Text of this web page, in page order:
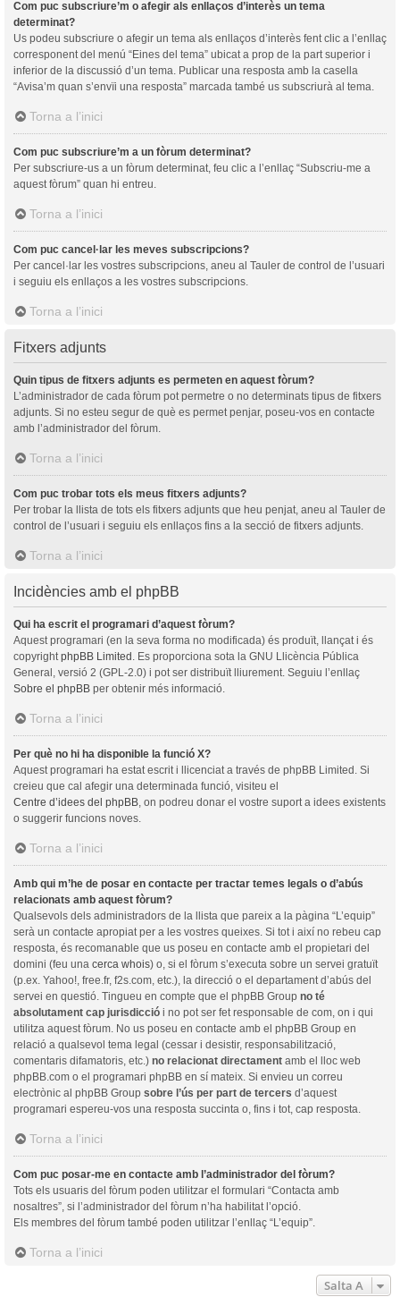
Com puc subscriure’m o afegir als enllaços d’interès un tema
determinat?
Us podeu subscriure o afegir un tema als enllaços d’interès fent clic a l’enllaç
corresponent del menú “Eines del tema” ubicat a prop de la part superior i
inferior de la discussió d’un tema. Publicar una resposta amb la casella
“Avisa’m quan s’envïi una resposta” marcada també us subscriurà al tema.
Torna a l’inici
Com puc subscriure’m a un fòrum determinat?
Per subscriure-us a un fòrum determinat, feu clic a l’enllaç “Subscriu-me a
aquest fòrum” quan hi entreu.
Torna a l’inici
Com puc cancel·lar les meves subscripcions?
Per cancel·lar les vostres subscripcions, aneu al Tauler de control de l’usuari
i seguiu els enllaços a les vostres subscripcions.
Torna a l’inici
Fitxers adjunts
Quin tipus de fitxers adjunts es permeten en aquest fòrum?
L’administrador de cada fòrum pot permetre o no determinats tipus de fitxers
adjunts. Si no esteu segur de què es permet penjar, poseu-vos en contacte
amb l’administrador del fòrum.
Torna a l’inici
Com puc trobar tots els meus fitxers adjunts?
Per trobar la llista de tots els fitxers adjunts que heu penjat, aneu al Tauler de
control de l’usuari i seguiu els enllaços fins a la secció de fitxers adjunts.
Torna a l’inici
Incidències amb el phpBB
Qui ha escrit el programari d’aquest fòrum?
Aquest programari (en la seva forma no modificada) és produït, llançat i és
copyright phpBB Limited . Es proporciona sota la GNU Llicència Pública
General, versió 2 (GPL-2.0) i pot ser distribuït lliurement. Seguiu l’enllaç
Sobre el phpBB per obtenir més informació.
Torna a l’inici
Per què no hi ha disponible la funció X?
Aquest programari ha estat escrit i llicenciat a través de phpBB Limited. Si
creieu que cal afegir una determinada funció, visiteu el
Centre d’idees del phpBB , on podreu donar el vostre suport a idees existents
o suggerir funcions noves.
Torna a l’inici
Amb qui m’he de posar en contacte per tractar temes legals o d’abús
relacionats amb aquest fòrum?
Qualsevols dels administradors de la llista que pareix a la pàgina “L’equip”
serà un contacte apropiat per a les vostres queixes. Si tot i així no rebeu cap
resposta, és recomanable que us poseu en contacte amb el propietari del
domini (feu una cerca whois) o, si el fòrum s’executa sobre un servei gratuït
(p.ex. Yahoo!, free.fr, f2s.com, etc.), la direcció o el departament d’abús del
servei en questió. Tingueu en compte que el phpBB Group no té
absolutament cap jurisdicció i no pot ser fet responsable de com, on i qui
utilitza aquest fòrum. No us poseu en contacte amb el phpBB Group en
relació a qualsevol tema legal (cessar i desistir, responsabilització,
comentaris difamatoris, etc.) no relacionat directament amb el lloc web
phpBB.com o el programari phpBB en sí mateix. Si envieu un correu
electrònic al phpBB Group sobre l’ús per part de tercers d’aquest
programari espereu-vos una resposta succinta o, fins i tot, cap resposta.
Torna a l’inici
Com puc posar-me en contacte amb l’administrador del fòrum?
Tots els usuaris del fòrum poden utilitzar el formulari “Contacta amb
nosaltres”, si l’administrador del fòrum n’ha habilitat l’opció.
Els membres del fòrum també poden utilitzar l’enllaç “L’equip”.
Torna a l’inici
Salta A